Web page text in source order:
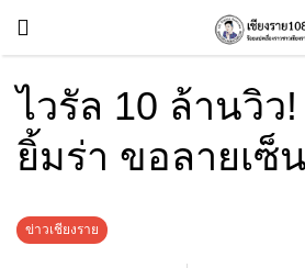
ไวรัล 10 ล้านวิ
ยิ้มร่า ขอลายเซ็น
ข่าวเชียงราย